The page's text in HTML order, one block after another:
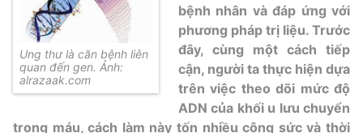
Ung thư là căn bệnh liên
quan đến gen. Ảnh:
alrazaak.com
bệnh nhân và đáp ứng với
phương pháp trị liệu. Trước
đây, cùng một cách tiếp
cận, người ta thực hiện dựa
trên việc theo dõi mức độ
ADN của khối u lưu chuyển
trong máu, cách làm này tốn nhiều công sức và thời